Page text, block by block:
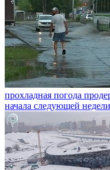
прохладная погода
начала следующей недели